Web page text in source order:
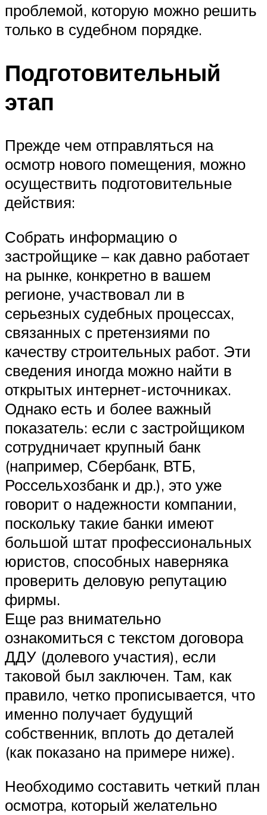
проблемой, которую можно решить
только в судебном порядке.
Подготовительный
этап
Прежде чем отправляться на
осмотр нового помещения, можно
осуществить подготовительные
действия:
Собрать информацию о
застройщике – как давно работает
на рынке, конкретно в вашем
регионе, участвовал ли в
серьезных судебных процессах,
связанных с претензиями по
качеству строительных работ. Эти
сведения иногда можно найти в
открытых интернет-источниках.
Однако есть и более важный
показатель: если с застройщиком
сотрудничает крупный банк
(например, Сбербанк, ВТБ,
Россельхозбанк и др.), это уже
говорит о надежности компании,
поскольку такие банки имеют
большой штат профессиональных
юристов, способных наверняка
проверить деловую репутацию
фирмы.
Еще раз внимательно
ознакомиться с текстом договора
ДДУ (долевого участия), если
таковой был заключен. Там, как
правило, четко прописывается, что
именно получает будущий
собственник, вплоть до деталей
(как показано на примере ниже).
Необходимо составить четкий план
осмотра, который желательно